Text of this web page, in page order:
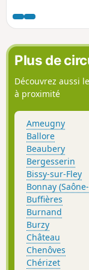
remonter ensuite
Vous suivrez le
(GR®) avec une
Val Lamartinien et
le-Chatel. Au
hameau des
termine par un
Plus de
Découvrez aussi
à proximité
Ameugny
Ballore
Beaubery
Bergesserin
Bissy-sur-Fley
Bonnay
Buffières
Burnand
Burzy
Château
Chenôves
Chérizet